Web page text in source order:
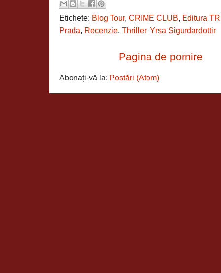
Etichete: Blog Tour, CRIME CLUB, Editura
Prada, Recenzie, Thriller, Yrsa Sigurdardottir
Pagina de pornire
Abonați-vă la: Postări (Atom)